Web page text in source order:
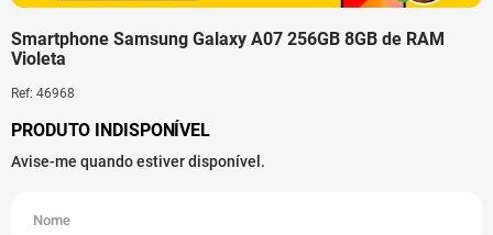
Smartphone Samsung Galaxy A07 256GB 8GB de RAM
Violeta
Ref: 46968